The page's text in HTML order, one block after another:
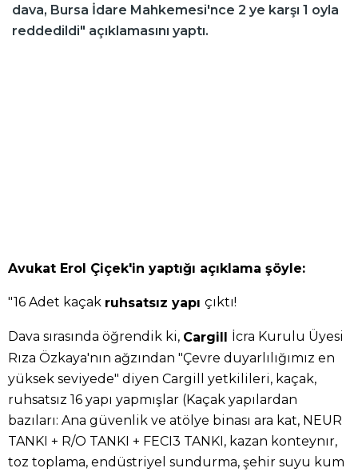
dava, Bursa İdare Mahkemesi'nce 2 ye karşı 1 oyla
reddedildi" açıklamasını yaptı.
Avukat Erol Çiçek'in yaptığı açıklama şöyle:
"16 Adet kaçak ruhsatsız yapı çıktı!
Dava sırasında öğrendik ki, Cargill İcra Kurulu Üyesi
Rıza Özkaya'nın ağzından "Çevre duyarlılığımız en
yüksek seviyede" diyen Cargill yetkilileri, kaçak,
ruhsatsız 16 yapı yapmışlar (Kaçak yapılardan
bazıları: Ana güvenlik ve atölye binası ara kat, NEUR
TANKI + R/O TANKI + FECI3 TANKI, kazan konteynır,
toz toplama, endüstriyel sundurma, şehir suyu kum